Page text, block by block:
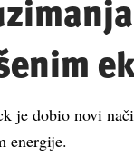
je dobio novi
energije.